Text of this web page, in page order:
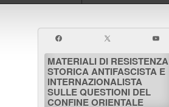
MATERIALI DI RESISTENZA
STORICA ANTIFASCISTA E
INTERNAZIONALISTA
SULLE QUESTIONI DEL
CONFINE ORIENTALE